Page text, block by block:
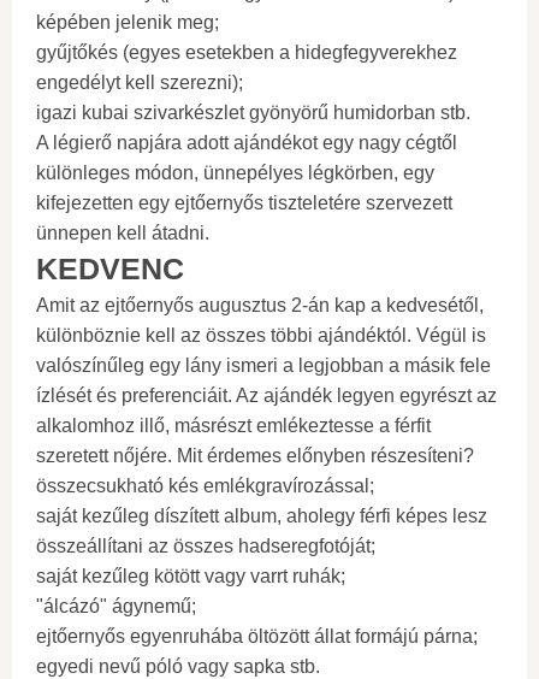
képében jelenik meg;
gyűjtőkés (egyes esetekben a hidegfegyverekhez
engedélyt kell szerezni);
igazi kubai szivarkészlet gyönyörű humidorban stb.
A légierő napjára adott ajándékot egy nagy cégtől
különleges módon, ünnepélyes légkörben, egy
kifejezetten egy ejtőernyős tiszteletére szervezett
ünnepen kell átadni.
KEDVENC
Amit az ejtőernyős augusztus 2-án kap a kedvesétől,
különböznie kell az összes többi ajándéktól. Végül is
valószínűleg egy lány ismeri a legjobban a másik fele
ízlését és preferenciáit. Az ajándék legyen egyrészt az
alkalomhoz illő, másrészt emlékeztesse a férfit
szeretett nőjére. Mit érdemes előnyben részesíteni?
összecsukható kés emlékgravírozással;
saját kezűleg díszített album, aholegy férfi képes lesz
összeállítani az összes hadseregfotóját;
saját kezűleg kötött vagy varrt ruhák;
"álcázó" ágynemű;
ejtőernyős egyenruhába öltözött állat formájú párna;
egyedi nevű póló vagy sapka stb.